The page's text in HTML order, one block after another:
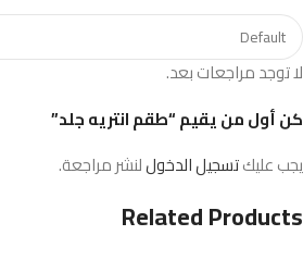
لا توجد مراجعات بعد.
كن أول من يقيم “طقم انتريه جلد”
يجب عليكتسجيل الدخوللنشر مراجعة.
Related Products